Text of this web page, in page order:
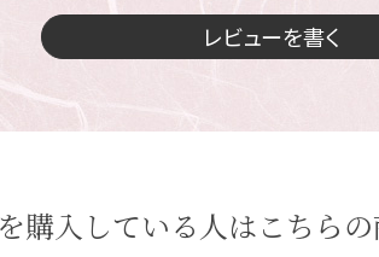
レビューを書く
購入している人はこちらの